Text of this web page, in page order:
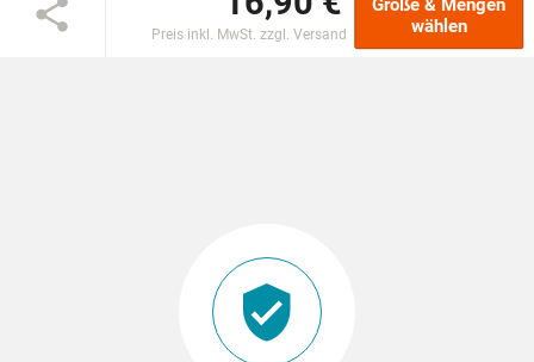
EINSCHULUNGPreis inkl. MwSt. zzgl. Versand
Größe & Mengen
wählen